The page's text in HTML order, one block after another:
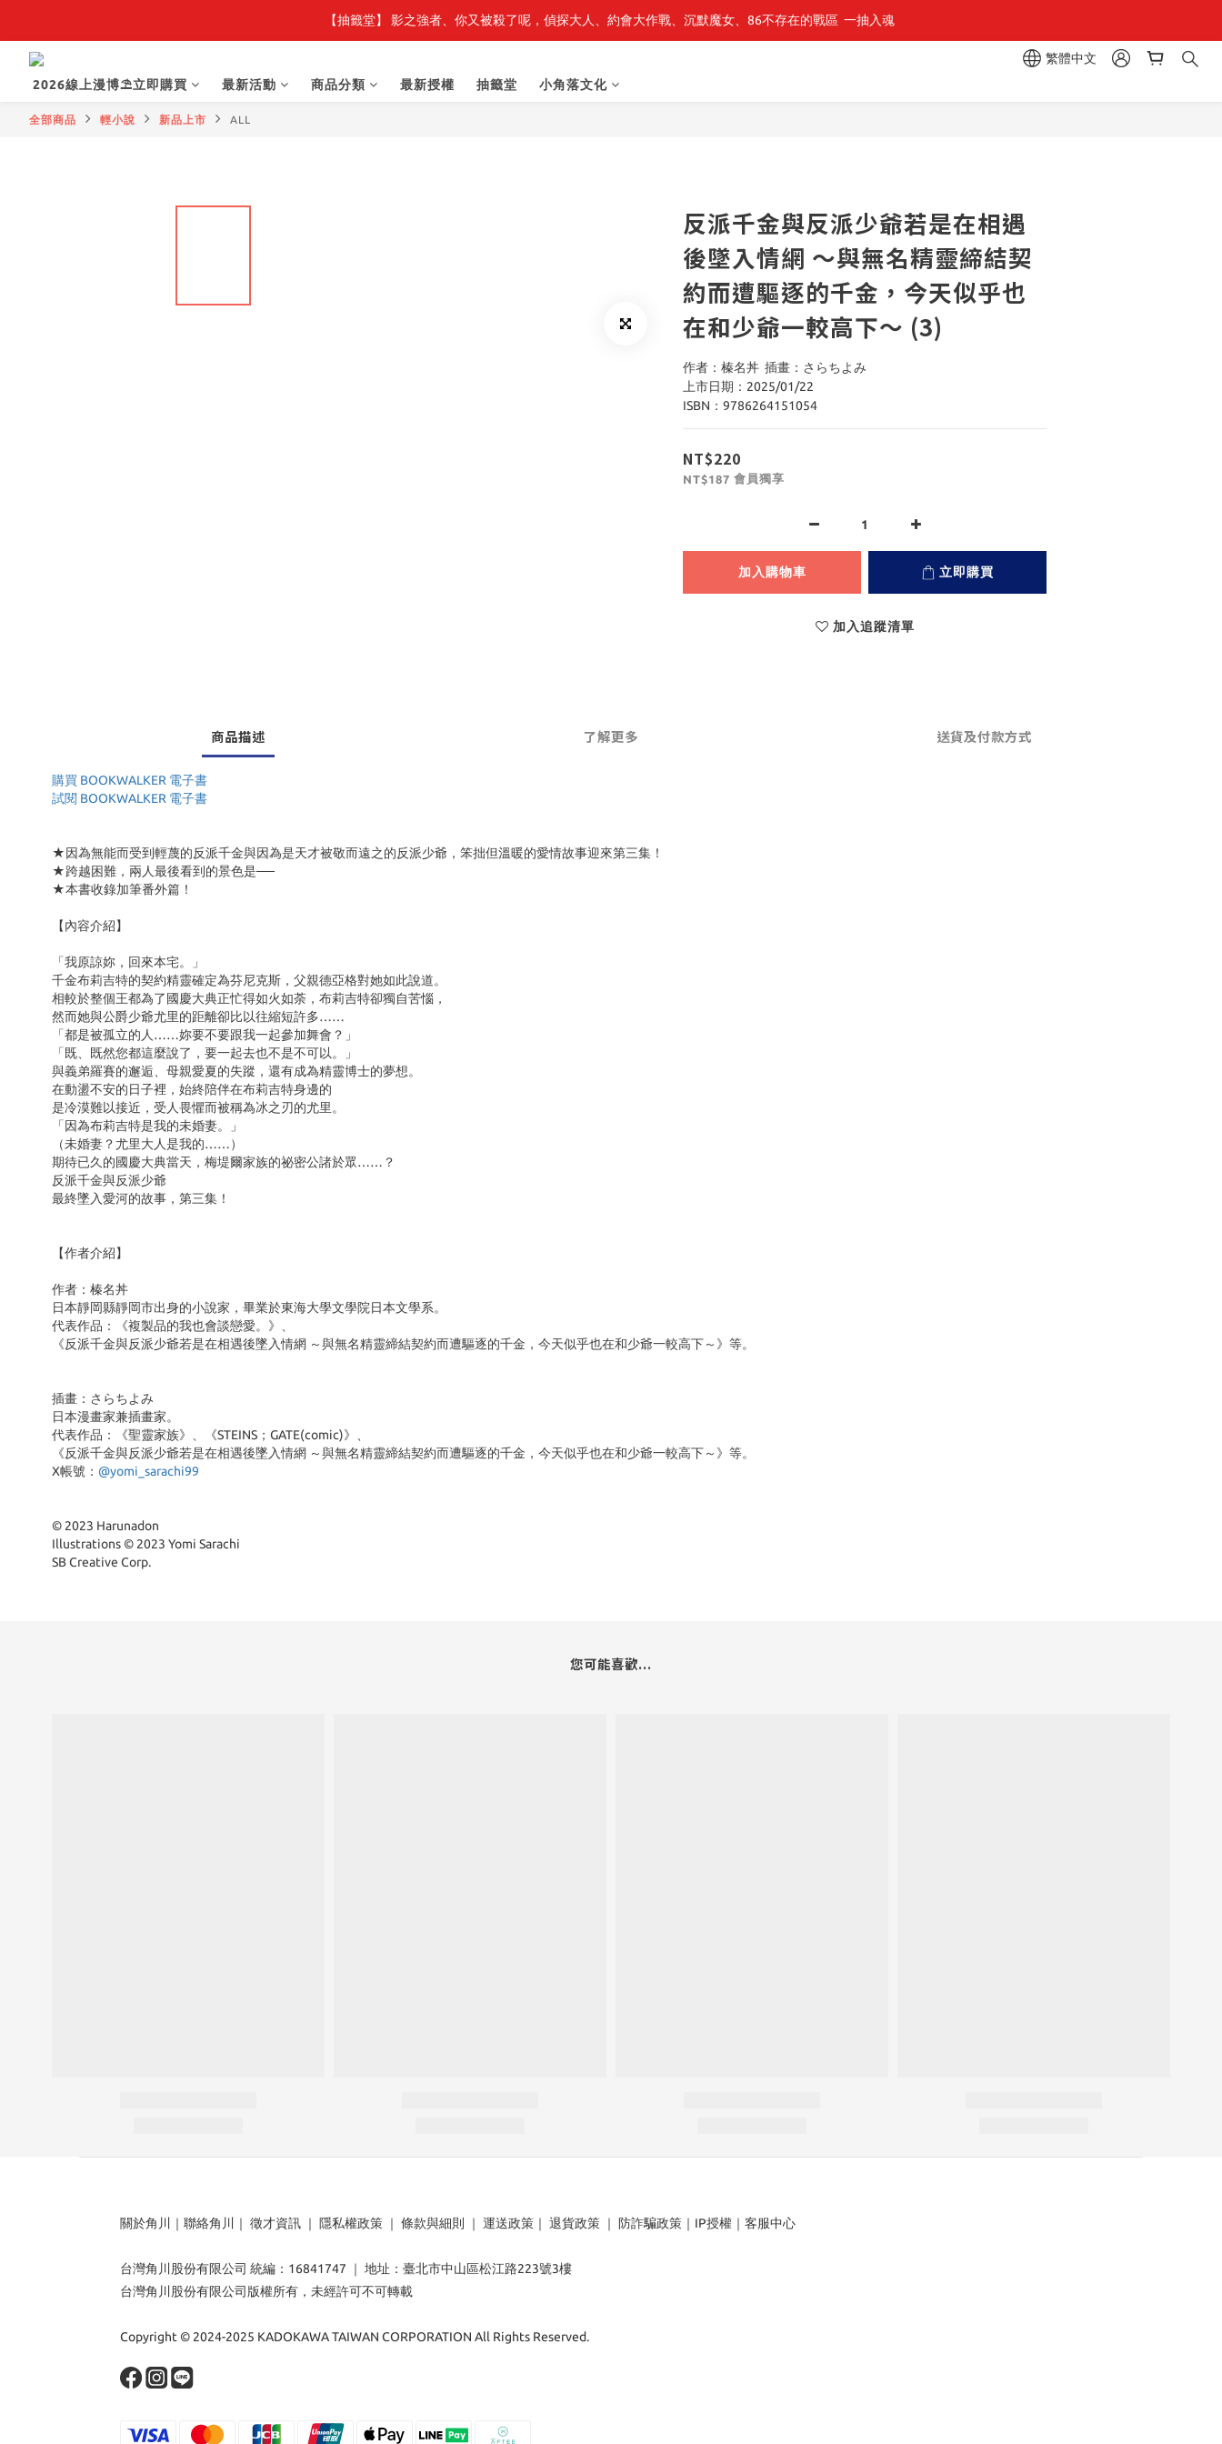
最新開賣🔥「全知讀者視角」 周邊商品
【抽籤堂】 影之強者、你又被殺了呢，偵探大人、約會大作戰、沉默魔女、86不存在的戰區  一抽入魂
繁體中文
2026線上漫博⛱️立即購買
最新活動 商品分類 最新授權 抽籤堂 小角落文化
全部商品 輕小說 新品上市 ALL
反派千金與反派少爺若是在相遇
後墜入情網 ～與無名精靈締結契
約而遭驅逐的千金，今天似乎也
在和少爺一較高下～ (3)
作者：榛名丼  插畫：さらちよみ
上市日期：2025/01/22
ISBN：9786264151054
NT$220
NT$187 會員獨享
加入購物車 立即購買
加入追蹤清單
商品描述 了解更多 送貨及付款方式
購買 BOOKWALKER 電子書
試閱 BOOKWALKER 電子書
★因為無能而受到輕蔑的反派千金與因為是天才被敬而遠之的反派少爺，笨拙但溫暖的愛情故事迎來第三集！
★跨越困難，兩人最後看到的景色是──
★本書收錄加筆番外篇！
【內容介紹】
「我原諒妳，回來本宅。」
千金布莉吉特的契約精靈確定為芬尼克斯，父親德亞格對她如此說道。
相較於整個王都為了國慶大典正忙得如火如荼，布莉吉特卻獨自苦惱，
然而她與公爵少爺尤里的距離卻比以往縮短許多……
「都是被孤立的人……妳要不要跟我一起參加舞會？」
「既、既然您都這麼說了，要一起去也不是不可以。」
與義弟羅賽的邂逅、母親愛夏的失蹤，還有成為精靈博士的夢想。
在動盪不安的日子裡，始終陪伴在布莉吉特身邊的
是冷漠難以接近，受人畏懼而被稱為冰之刃的尤里。
「因為布莉吉特是我的未婚妻。」
（未婚妻？尤里大人是我的……）
期待已久的國慶大典當天，梅堤爾家族的祕密公諸於眾……？
反派千金與反派少爺
最終墜入愛河的故事，第三集！
【作者介紹】
作者：榛名丼
日本靜岡縣靜岡市出身的小說家，畢業於東海大學文學院日本文學系。
代表作品：《複製品的我也會談戀愛。》、
《反派千金與反派少爺若是在相遇後墜入情網 ～與無名精靈締結契約而遭驅逐的千金，今天似乎也在和少爺一較高下～》等。
插畫：さらちよみ
日本漫畫家兼插畫家。
代表作品：《聖靈家族》、《STEINS；GATE(comic)》、
《反派千金與反派少爺若是在相遇後墜入情網 ～與無名精靈締結契約而遭驅逐的千金，今天似乎也在和少爺一較高下～》等。
X帳號： @yomi_sarachi99
© 2023 Harunadon
Illustrations © 2023 Yomi Sarachi
SB Creative Corp.
您可能喜歡...
關於角川 ｜ 聯絡角川 ｜ 徵才資訊 ｜ 隱私權政策 ｜ 條款與細則 ｜ 運送政策 ｜ 退貨政策 ｜ 防詐騙政策 ｜ IP授權 ｜ 客服中心
台灣角川股份有限公司 統編：16841747 ｜ 地址：臺北市中山區松江路223號3樓
台灣角川股份有限公司版權所有，未經許可不可轉載
Copyright © 2024-2025 KADOKAWA TAIWAN CORPORATION All Rights Reserved.